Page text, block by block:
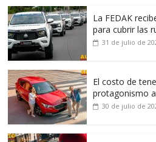
La FEDAK
para cubrir las
31 de julio de
El costo de
protagonismo
30 de julio de